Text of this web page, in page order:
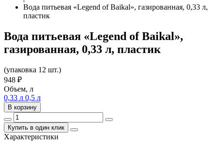
Вода питьевая «Legend of Baikal», газированная, 0,33 л,
пластик
Вода питьевая «Legend of Baikal»,
газированная, 0,33 л, пластик
(упаковка 12 шт.)
948 ₽
Объем, л
0,33 л 0,5 л
В корзину
Купить в один клик
Характеристики